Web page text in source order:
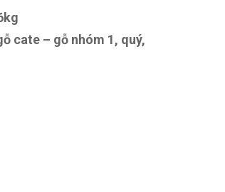
cate – gỗ nhóm 1, quý,